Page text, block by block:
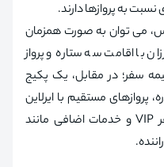
به پروازها دارند.
می‌ توان به صورت همزمان
با اقامت سه ستاره و پرواز
سفر؛ در مقابل، یک پکیج
اقامت در هتل‌ های ۵ ستاره، پروازهای مستقیم با ایرلاین
معتبر، گشت‌ های خصوصی، ترانسفر VIP و خدمات اضافی مانند